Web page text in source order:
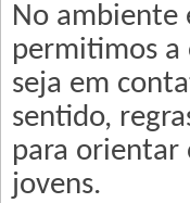
No ambiente
permitimos a
seja em
sentido,
para orientar
jovens.